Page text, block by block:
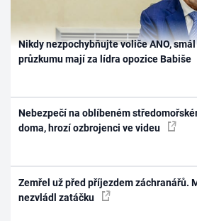
Nikdy nezpochybňujte voliče ANO,
průzkumu mají za lídra opozice Babiše
Nebezpečí na oblíbeném
doma, hrozí ozbrojenci ve videu
Zemřel už před příjezdem záchranářů.
nezvládl zatáčku